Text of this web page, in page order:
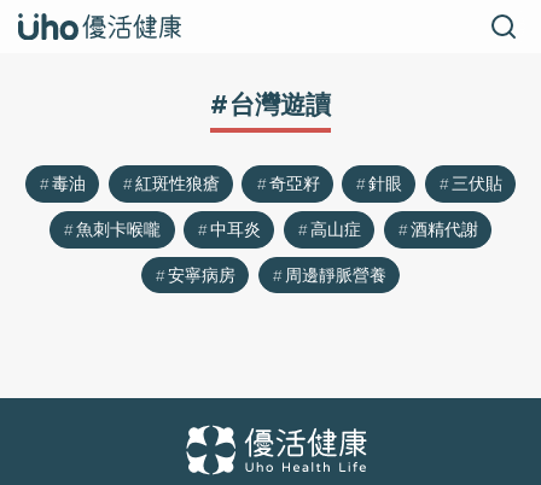
#台灣遊讀
毒油 紅斑性狼瘡 奇亞籽 針眼
三伏貼
魚刺卡喉嚨
中耳炎 高山症
酒精代謝
安寧病房
周邊靜脈營養